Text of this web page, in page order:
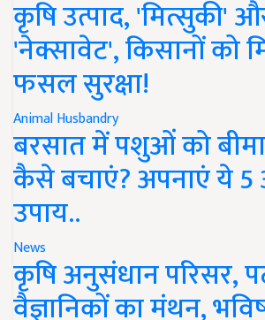
कृषि उत्पाद, 'मित्सुकी'
'नेक्सावेट', किसानों को
फसल सुरक्षा!
Animal Husbandry
बरसात में पशुओं को
कैसे बचाएं? अपनाएं ये
उपाय..
News
कृषि अनुसंधान परिसर,
वैज्ञानिकों का मंथन,